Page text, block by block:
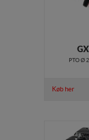
PTO Ø
Køb her